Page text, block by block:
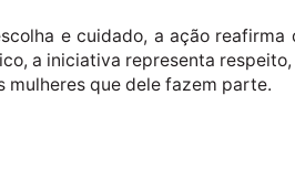
e cuidado, a ação
a iniciativa representa
que dele fazem parte.